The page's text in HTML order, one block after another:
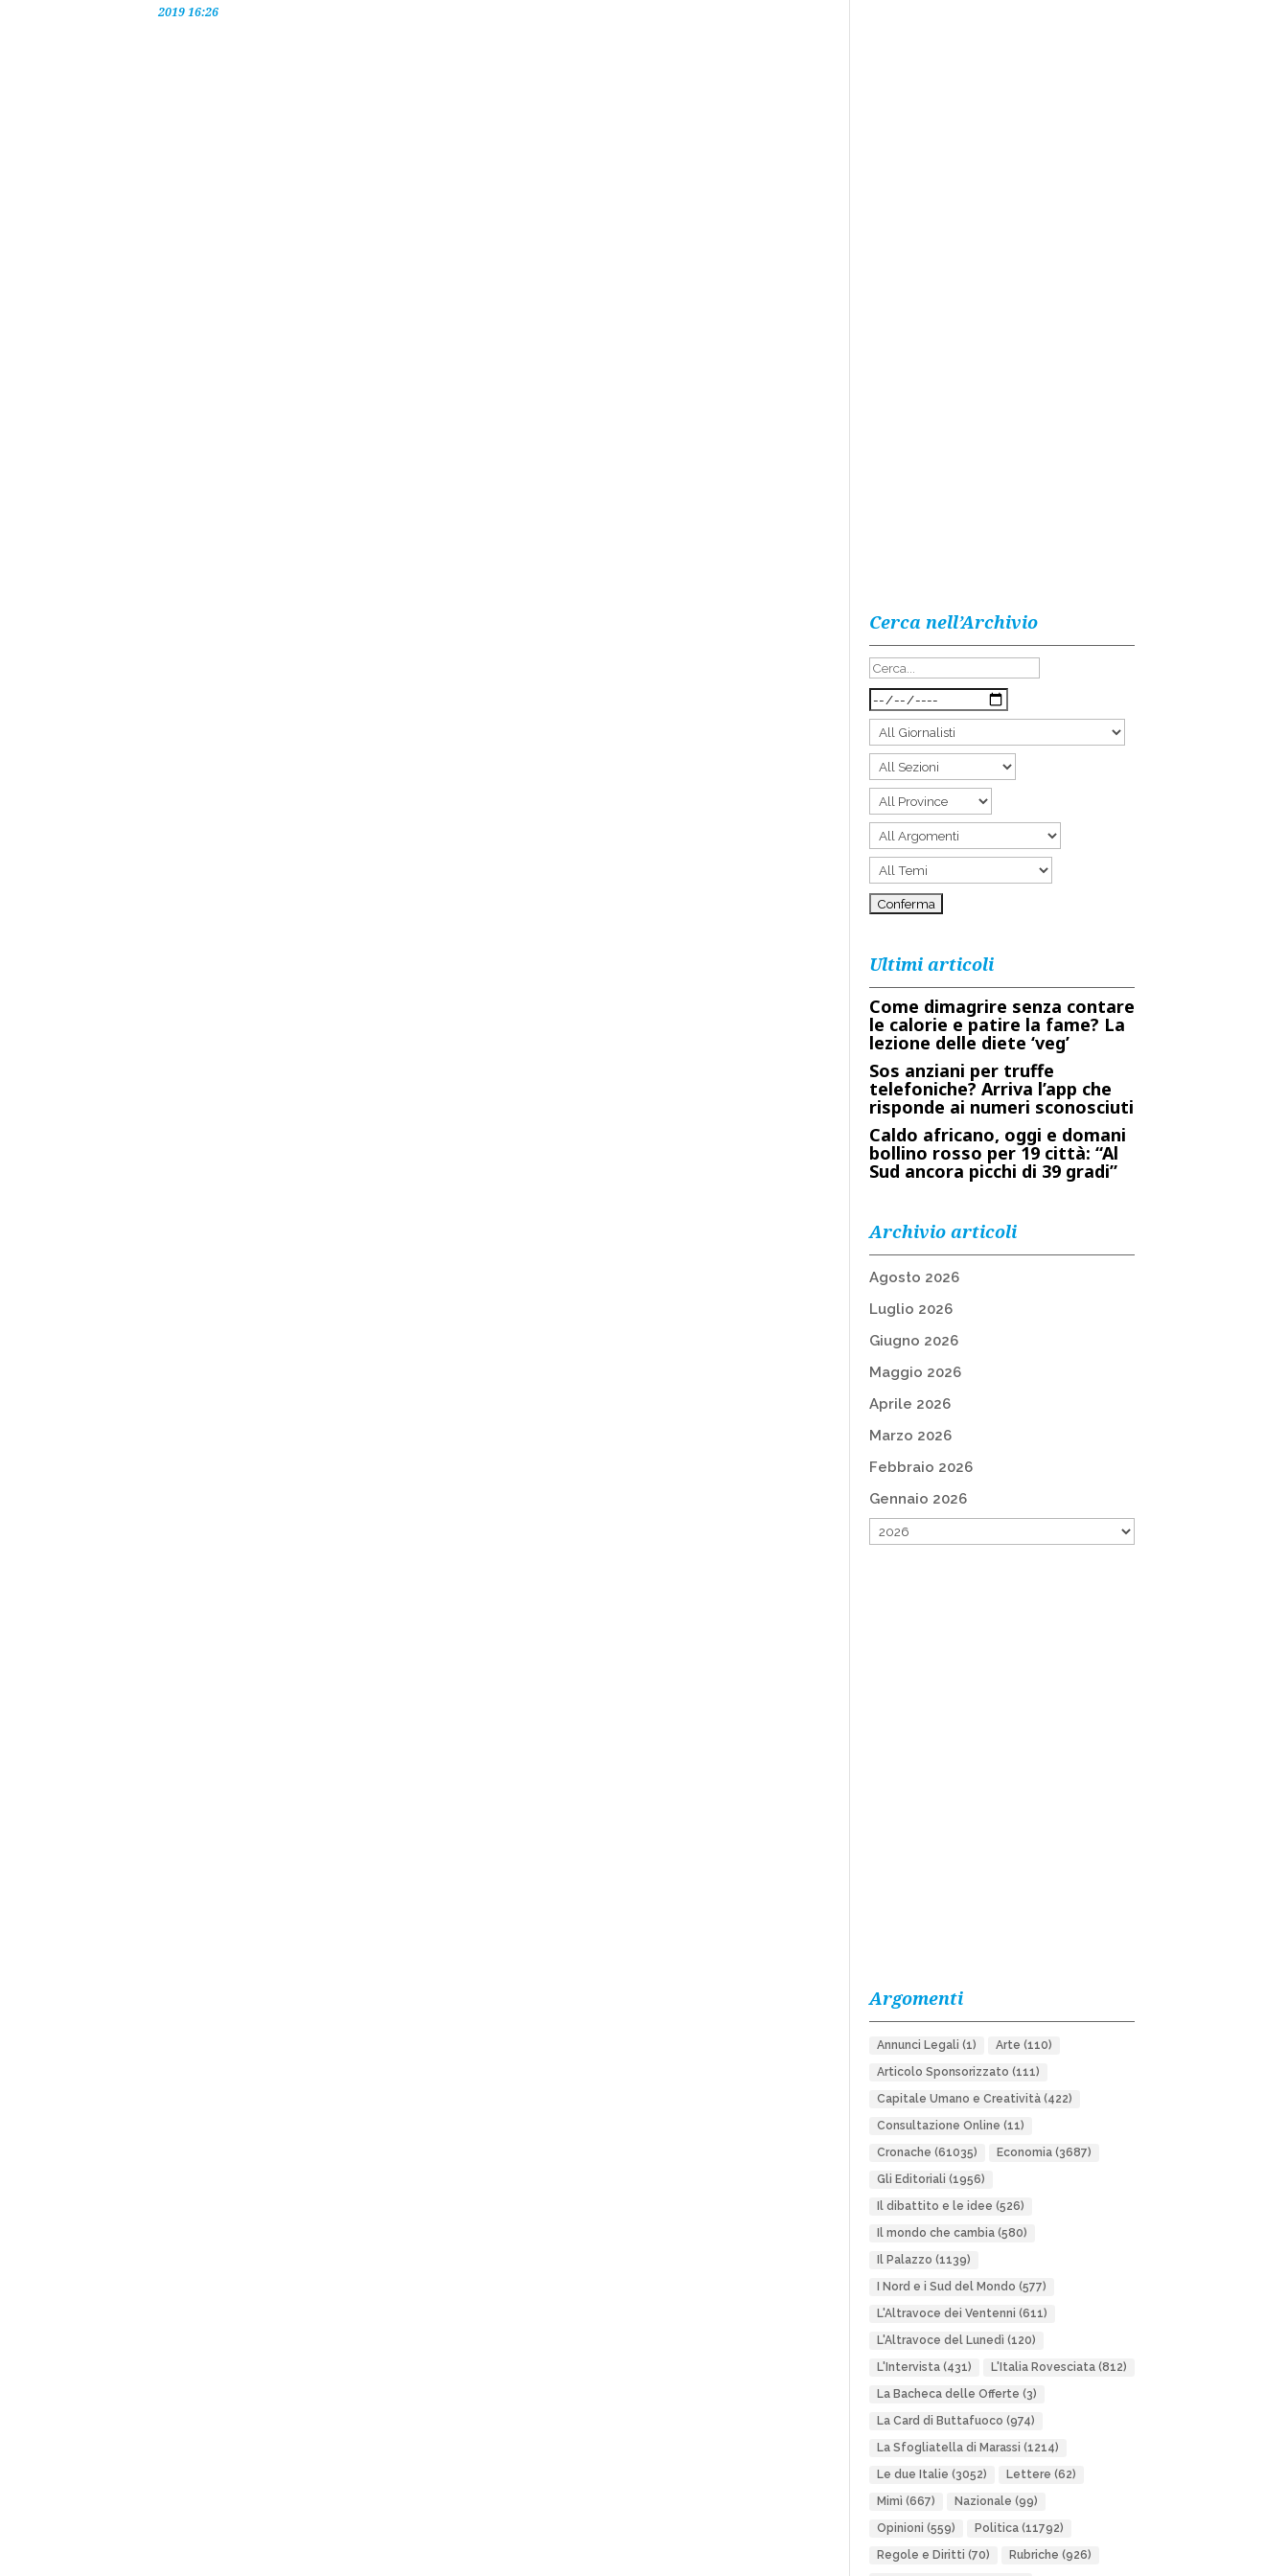
2019 16:26
Cerca nell’Archivio
Ultimi articoli
Come dimagrire senza contare
le calorie e patire la fame? La
lezione delle diete ‘veg’
Sos anziani per truffe
telefoniche? Arriva l’app che
risponde ai numeri sconosciuti
Caldo africano, oggi e domani
bollino rosso per 19 città: “Al
Sud ancora picchi di 39 gradi”
Archivio articoli
Agosto 2026
Luglio 2026
Giugno 2026
Maggio 2026
Aprile 2026
Marzo 2026
Febbraio 2026
Gennaio 2026
Argomenti
Annunci Legali (1) Arte (110)
Articolo Sponsorizzato (111)
Capitale Umano e Creatività(422)
Consultazione Online (11)
Cronache (61035) Economia(3687)
Gli Editoriali (1956)
Il dibattito e le idee (526)
Il mondo che cambia(580)
Il Palazzo (1139)
I Nord e i Sud del Mondo (577)
L'Altravoce dei Ventenni (611)
L'Altravoce del Lunedì (120)
L'Intervista(431) L'Italia Rovesciata(812)
La Bacheca delle Offerte (3)
La Card di Buttafuoco (974)
La Sfogliatella di Marassi (1214)
Le due Italie (3052) Lettere (62)
Mimì (667) Nazionale (99)
Opinioni (559) Politica(11792)
Regole e Diritti (70) Rubriche (926)